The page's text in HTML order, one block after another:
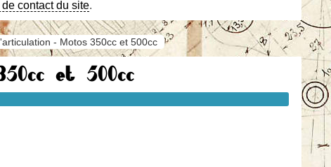
contact du site.
- Motos 350cc et 500cc
et 500cc